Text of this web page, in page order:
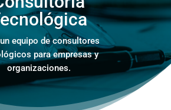
equipo de consultores
para empresas y
organizaciones.